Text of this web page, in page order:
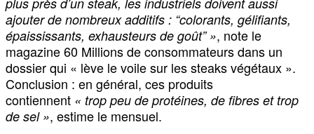
ajouter de nombreux additifs : “colorants, gélifiants,
épaississants, exhausteurs de goût” », note le
magazine 60 Millions de consommateurs dans un
dossier qui « lève le voile sur les steaks végétaux ».
Conclusion : en général, ces produits
contiennent « trop peu de protéines, de fibres et trop
de sel », estime le mensuel.